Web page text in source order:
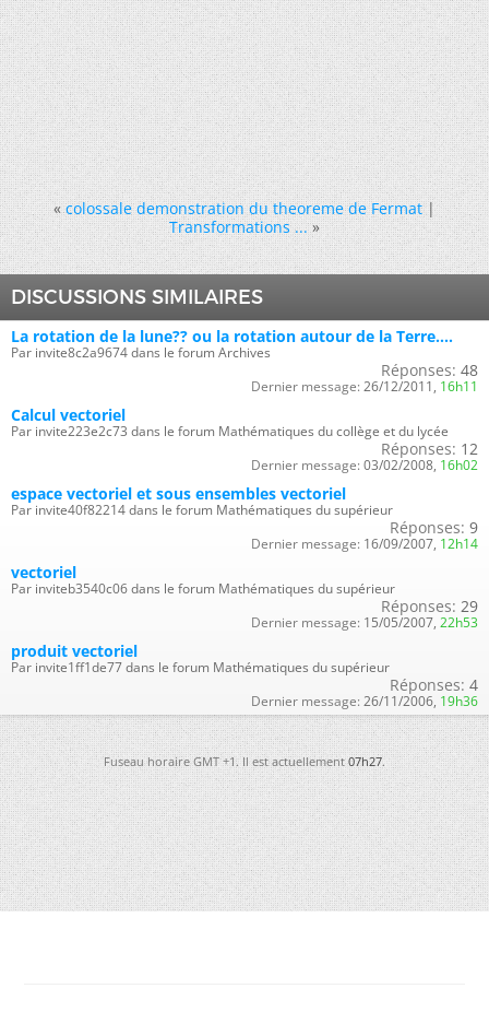
« colossale demonstration du theoreme de Fermat|
Transformations ... »
DISCUSSIONS SIMILAIRES
La rotation de la lune?? ou la rotation autour de la Terre....
Par invite8c2a9674 dans le forum Archives
Réponses: 48
Dernier message: 26/12/2011, 16h11
Calcul vectoriel
Par invite223e2c73 dans le forum Mathématiques du collège et du lycée
Réponses: 12
Dernier message: 03/02/2008, 16h02
espace vectoriel et sous ensembles vectoriel
Par invite40f82214 dans le forum Mathématiques du supérieur
Réponses: 9
Dernier message: 16/09/2007, 12h14
vectoriel
Par inviteb3540c06 dans le forum Mathématiques du supérieur
Réponses: 29
Dernier message: 15/05/2007, 22h53
produit vectoriel
Par invite1ff1de77 dans le forum Mathématiques du supérieur
Réponses: 4
Dernier message: 26/11/2006, 19h36
Fuseau horaire GMT +1. Il est actuellement07h27.